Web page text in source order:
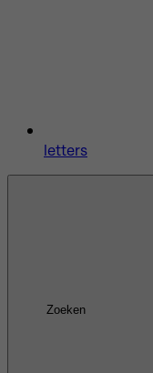
letters
Zoeken